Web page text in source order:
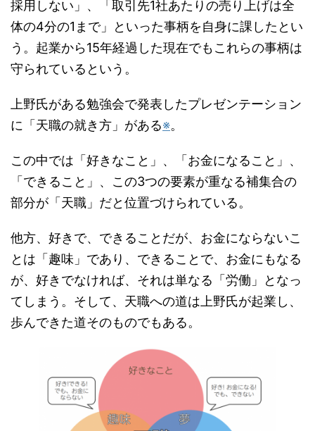
採用しない」、「取引先1社あたりの売り上げは全
体の4分の1まで」といった事柄を自身に課したとい
う。起業から15年経過した現在でもこれらの事柄は
守られているという。
上野氏がある勉強会で発表したプレゼンテーション
に「天職の就き方」がある※。
この中では「好きなこと」、「お金になること」、
「できること」、この3つの要素が重なる補集合の
部分が「天職」だと位置づけられている。
他方、好きで、できることだが、お金にならないこ
とは「趣味」であり、できることで、お金にもなる
が、好きでなければ、それは単なる「労働」となっ
てしまう。そして、天職への道は上野氏が起業し、
歩んできた道そのものでもある。